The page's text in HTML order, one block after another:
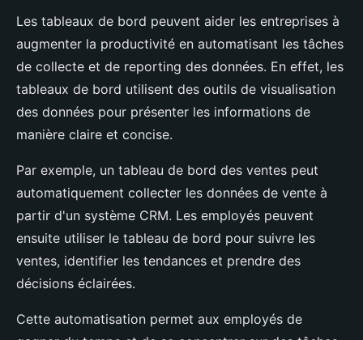
Les tableaux de bord peuvent aider les entreprises à
augmenter la productivité en automatisant les tâches
de collecte et de reporting des données. En effet, les
tableaux de bord utilisent des outils de visualisation
des données pour présenter les informations de
manière claire et concise.
Par exemple, un tableau de bord des ventes peut
automatiquement collecter les données de vente à
partir d'un système CRM. Les employés peuvent
ensuite utiliser le tableau de bord pour suivre les
ventes, identifier les tendances et prendre des
décisions éclairées.
Cette automatisation permet aux employés de